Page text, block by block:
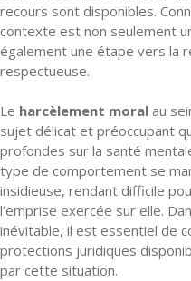
recours sont disponibles.
contexte est non seulement
également une étape vers la
respectueuse.
Le harcèlement moral au
sujet délicat et préoccupant
profondes sur la santé
type de comportement se
insidieuse, rendant difficile
l’emprise exercée sur elle.
inévitable, il est essentiel de
protections juridiques
par cette situation.